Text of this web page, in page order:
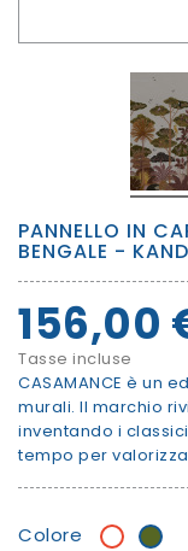
PANNELLO IN
BENGALE -
156,00
Tasse incluse
CASAMANCE è un
murali. Il marchio
inventando i
tempo per
Colore Bianco
khaki